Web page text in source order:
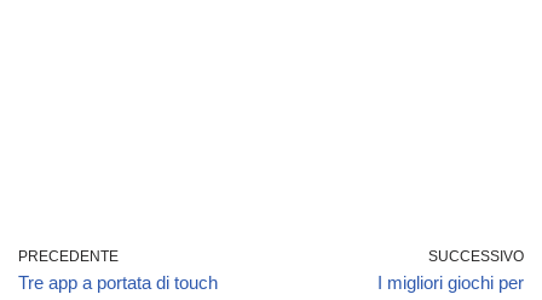
PRECEDENTE
Tre app a portata di touch
SUCCESSIVO
I migliori giochi per